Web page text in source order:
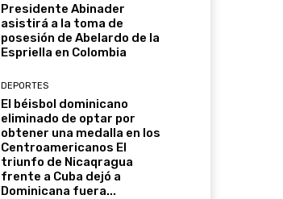
Presidente Abinader
asistirá a la toma de
posesión de Abelardo de la
Espriella en Colombia
DEPORTES
El béisbol dominicano
eliminado de optar por
obtener una medalla en los
Centroamericanos El
triunfo de Nicaqragua
frente a Cuba dejó a
Dominicana fuera...